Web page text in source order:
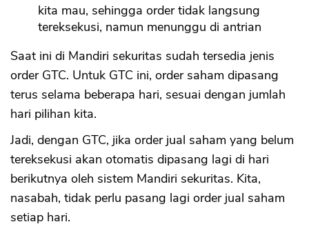
kita mau, sehingga order tidak langsung
tereksekusi, namun menunggu di antrian
Saat ini di Mandiri sekuritas sudah tersedia jenis
order GTC. Untuk GTC ini, order saham dipasang
terus selama beberapa hari, sesuai dengan jumlah
hari pilihan kita.
Jadi, dengan GTC, jika order jual saham yang belum
tereksekusi akan otomatis dipasang lagi di hari
berikutnya oleh sistem Mandiri sekuritas. Kita,
nasabah, tidak perlu pasang lagi order jual saham
setiap hari.